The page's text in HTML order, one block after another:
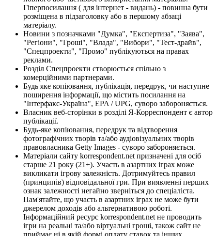
Гіперпосилання ( для інтернет - видань) - повинна бути
розміщена в підзаголовку або в першому абзаці
матеріалу.
Новини з позначками "Думка", "Експертиза", "Заява",
"Регіони", "Гроші", "Влада", "Вибори", "Тест-драйв",
"Спецпроекти", "Промо" публікуються на правах
реклами.
Розділ Спецпроекти створюється спільно з
комерційними партнерами.
Будь яке копіювання, публікація, передрук, чи наступне
поширення інформації, що містить посилання на
"Інтерфакс-Україна", EPA / UPG, суворо забороняється.
Власник веб-сторінки в розділі Я-Корреспондент є автор
публікації.
Будь-яке копіювання, передрук та відтворення
фотографічних творів та/або аудіовізуальних творів
правовласника Getty Images - суворо забороняється.
Матеріали сайту korrespondent.net призначені для осіб
старше 21 року (21+). Участь в азартних іграх може
викликати ігрову залежність. Дотримуйтесь правил
(принципів) відповідальної гри. При виявленні перших
ознак залежності негайно зверніться до спеціаліста.
Пам'ятайте, що участь в азартних іграх не може бути
джерелом доходів або альтернативою роботі.
Інформаційний ресурс korrespondent.net не проводить
ігри на реальні та/або віртуальні гроші, також сайт не
приймає ні в якій формі оплату ставок та інших